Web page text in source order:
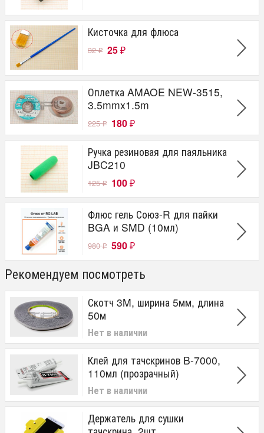
Кисточка для флюса
32₽ 25 ₽
Оплетка AMAOE NEW-3515,
3.5mmx1.5m
225₽ 180 ₽
Ручка резиновая для паяльника
JBC210
125₽ 100 ₽
Флюс гель Союз-R для пайки
BGA и SMD (10мл)
980₽ 590 ₽
Рекомендуем посмотреть
Скотч 3M, ширина 5мм, длина
50м
Нет в наличии
Клей для тачскринов B-7000,
110мл (прозрачный)
Нет в наличии
Держатель для сушки